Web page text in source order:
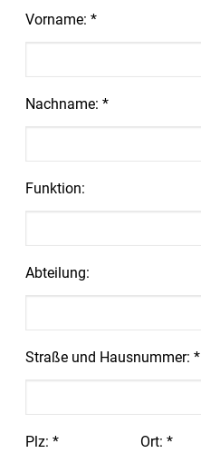
Vorname: *
Nachname: *
Funktion:
Abteilung:
Straße und Hausnummer: *
Plz: * Ort: *